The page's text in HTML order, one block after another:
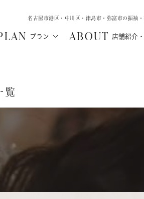
名古屋市港区・中川区・津島市・弥富市の振袖
プラン
ン
ン
N
ABOUT 店舗紹介
覧